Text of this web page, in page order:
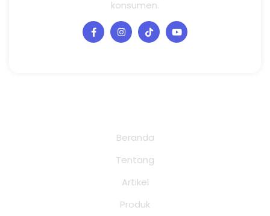
konsumen.
Beranda
Tentang
Artikel
Produk